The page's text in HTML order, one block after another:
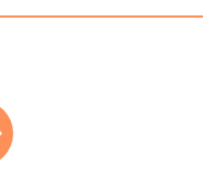
ずはローンの借入先の
く必ず法的に強い効
くお勧めします
ていないという点で